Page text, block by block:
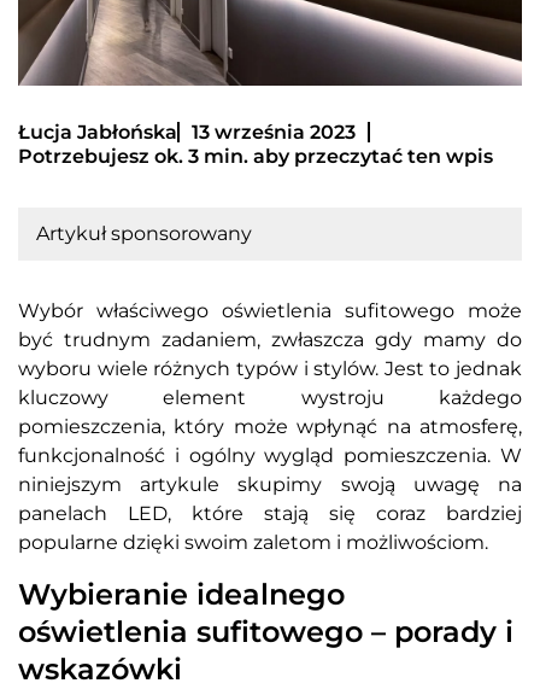
Łucja Jabłońska
13 września 2023
Potrzebujesz ok. 3 min. aby przeczytać ten wpis
Artykuł sponsorowany
Wybór właściwego oświetlenia sufitowego może
być trudnym zadaniem, zwłaszcza gdy mamy do
wyboru wiele różnych typów i stylów. Jest to jednak
kluczowy element wystroju każdego
pomieszczenia, który może wpłynąć na atmosferę,
funkcjonalność i ogólny wygląd pomieszczenia. W
niniejszym artykule skupimy swoją uwagę na
panelach LED, które stają się coraz bardziej
popularne dzięki swoim zaletom i możliwościom.
Wybieranie idealnego
oświetlenia sufitowego – porady i
wskazówki